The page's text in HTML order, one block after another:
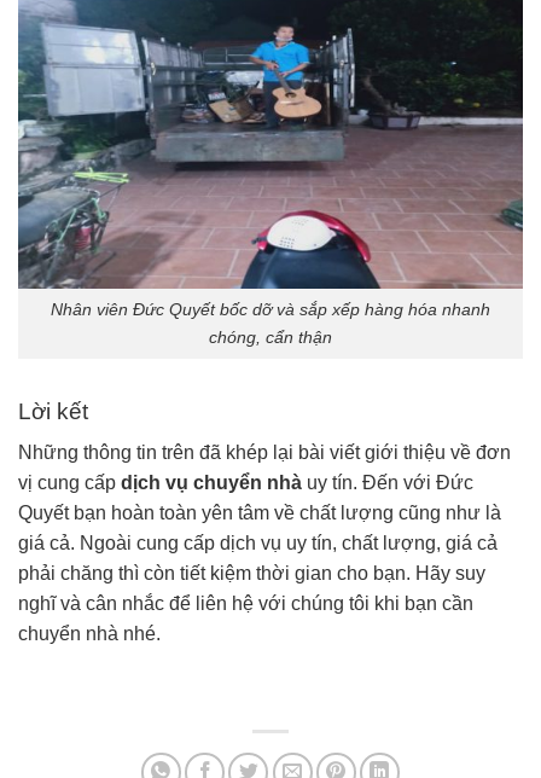
Nhân viên Đức Quyết bốc dỡ và sắp xếp hàng hóa nhanh
chóng, cẩn thận
Lời kết
Những thông tin trên đã khép lại bài viết giới thiệu về đơn
vị cung cấp dịch vụ chuyển nhà uy tín. Đến với Đức
Quyết bạn hoàn toàn yên tâm về chất lượng cũng như là
giá cả. Ngoài cung cấp dịch vụ uy tín, chất lượng, giá cả
phải chăng thì còn tiết kiệm thời gian cho bạn. Hãy suy
nghĩ và cân nhắc để liên hệ với chúng tôi khi bạn cần
chuyển nhà nhé.